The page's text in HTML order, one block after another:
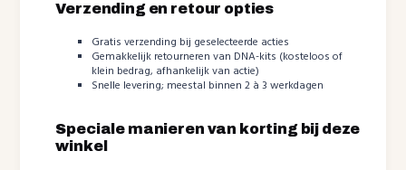
Verzending en retour opties
Gratis verzending bij geselecteerde acties
Gemakkelijk retourneren van DNA-kits (kosteloos of
klein bedrag, afhankelijk van actie)
Snelle levering; meestal binnen 2 à 3 werkdagen
Speciale manieren van korting bij deze
winkel